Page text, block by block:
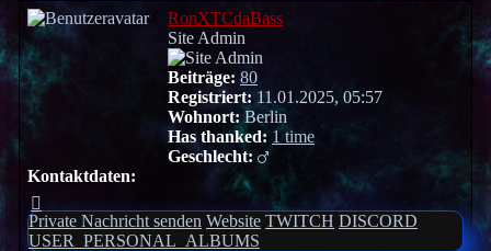
RonXTCdaBass
Site Admin
Beiträge: 80
Registriert: 11.01.2025, 05:57
Wohnort: Berlin
Has thanked: 1 time
Geschlecht:
Kontaktdaten:
Kontaktdaten
von
RonXTCdaBass
Private Nachricht senden Website TWITCH DISCORD
USER_PERSONAL_ALBUMS